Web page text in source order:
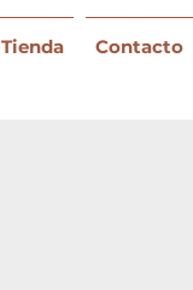
Tienda Contacto